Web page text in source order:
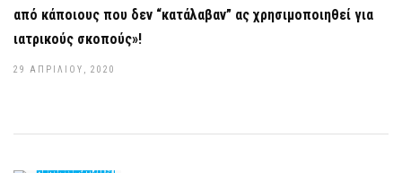
από κάποιους που δεν “κατάλαβαν” ας χρησιμοποιηθεί για
ιατρικούς σκοπούς»!
29 ΑΠΡΙΛΊΟΥ, 2020